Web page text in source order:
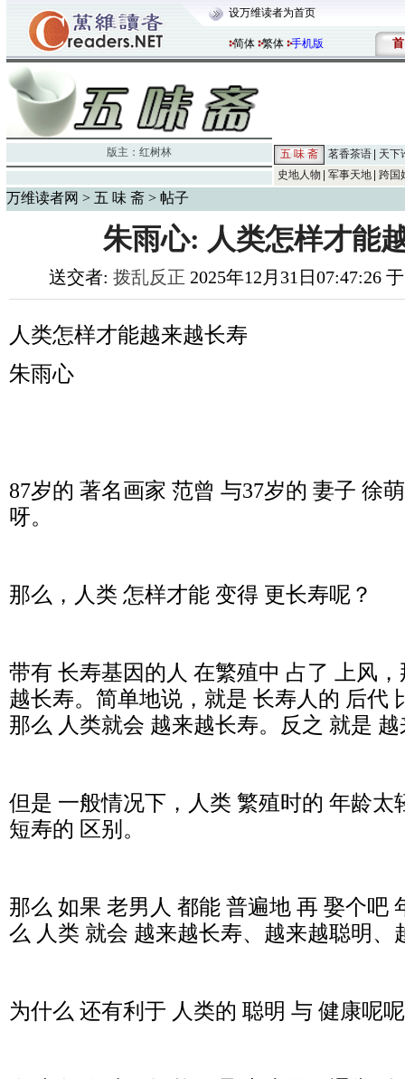
设万维读者为首页
简体 繁体 手机版 首
版主： 红树林 五 味 斋 茗香茶语
天下
史地人物
军事天地 跨国
万维读者网 > 五 味 斋 > 帖子
朱雨心: 人类怎样才能
送交者: 拨乱反正 2025年12月31日07:47:26
人类怎样才能越来越长寿
朱雨心
87岁的 著名画家 范曾 与37岁的 妻子 徐
呀。
那么，人类 怎样才能 变得 更长寿呢？
带有 长寿基因的人 在繁殖中 占了 上风
越长寿。简单地说，就是 长寿人的 后代
那么 人类就会 越来越长寿。反之 就是
但是 一般情况下，人类 繁殖时的 年龄太
短寿的 区别。
那么 如果 老男人 都能 普遍地 再 娶个吧
么 人类 就会 越来越长寿、越来越聪明、
为什么 还有利于 人类的 聪明 与 健康呢